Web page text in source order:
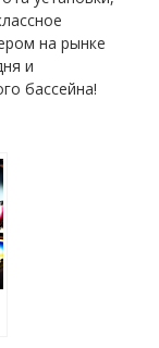
на рынке
и
бассейна!